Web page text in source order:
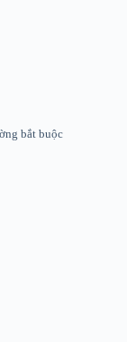
bắt buộc